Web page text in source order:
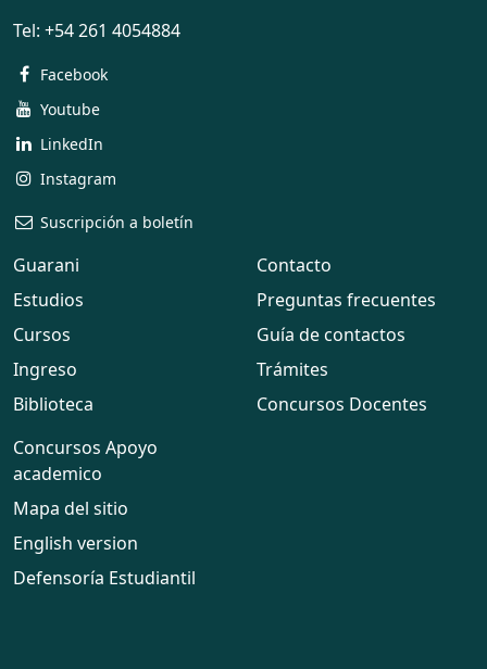
Tel: +54 261 4054884
Facebook
Youtube
LinkedIn
Instagram
Suscripción a boletín
Guarani
Estudios
Cursos
Ingreso
Biblioteca
Contacto
Preguntas frecuentes
Guía de contactos
Trámites
Concursos Docentes
Concursos Apoyo
academico
Mapa del sitio
English version
Defensoría Estudiantil